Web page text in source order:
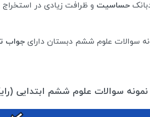
حساسیت و ظرافت زیادی در
سوالات علوم ششم دبستان دارای جواب
نمونه سوالات علوم ششم ابتدایی